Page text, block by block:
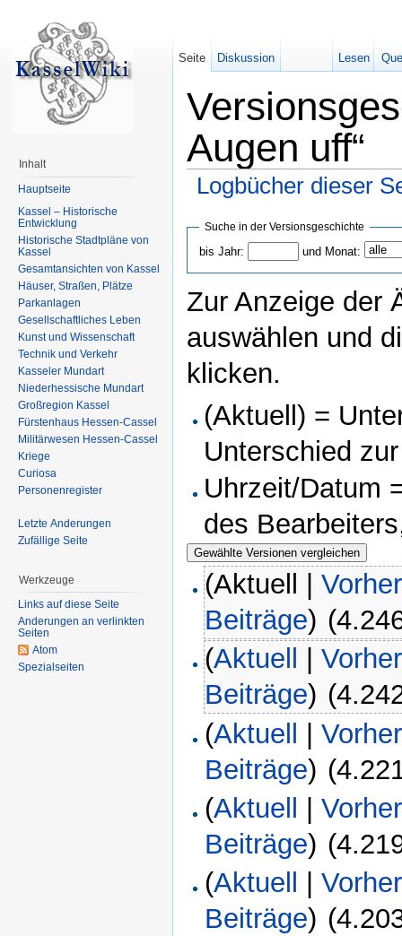
Augen uff“
Logbücher dieser
Suche in der Versionsgeschichte
bis Jahr: und Monat:
Zur Anzeige der
auswählen und
klicken.
(Aktuell) =
Unterschied
Uhrzeit/Datum
des
(Aktuell |
Beiträge)
(Aktuell |
Beiträge)
(Aktuell |
Beiträge)
(Aktuell |
Beiträge)
(Aktuell |
Beiträge)
Seite Diskussion Lesen
Inhalt
Hauptseite
Kassel – Historische
Entwicklung
Historische Stadtpläne von
Kassel
Gesamtansichten von Kassel
Häuser, Straßen, Plätze
Parkanlagen
Gesellschaftliches Leben
Kunst und Wissenschaft
Technik und Verkehr
Kasseler Mundart
Niederhessische Mundart
Großregion Kassel
Fürstenhaus Hessen-Cassel
Militärwesen Hessen-Cassel
Kriege
Curiosa
Personenregister
Letzte Änderungen
Zufällige Seite
Werkzeuge
Links auf diese Seite
Änderungen an verlinkten
Seiten
Atom
Spezialseiten